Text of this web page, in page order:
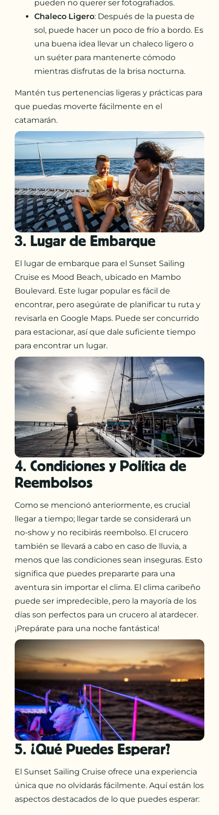
pueden no querer ser fotografiados.
Chaleco Ligero: Después de la puesta de
sol, puede hacer un poco de frío a bordo. Es
una buena idea llevar un chaleco ligero o
un suéter para mantenerte cómodo
mientras disfrutas de la brisa nocturna.
Mantén tus pertenencias ligeras y prácticas para
que puedas moverte fácilmente en el
catamarán.
3. Lugar de Embarque
El lugar de embarque para el Sunset Sailing
Cruise es Mood Beach, ubicado en Mambo
Boulevard. Este lugar popular es fácil de
encontrar, pero asegúrate de planificar tu ruta y
revisarla en Google Maps. Puede ser concurrido
para estacionar, así que dale suficiente tiempo
para encontrar un lugar.
4. Condiciones y Política de
Reembolsos
Como se mencionó anteriormente, es crucial
llegar a tiempo; llegar tarde se considerará un
no-show y no recibirás reembolso. El crucero
también se llevará a cabo en caso de lluvia, a
menos que las condiciones sean inseguras. Esto
significa que puedes prepararte para una
aventura sin importar el clima. El clima caribeño
puede ser impredecible, pero la mayoría de los
días son perfectos para un crucero al atardecer.
¡Prepárate para una noche fantástica!
5. ¿Qué Puedes Esperar?
El Sunset Sailing Cruise ofrece una experiencia
única que no olvidarás fácilmente. Aquí están los
aspectos destacados de lo que puedes esperar: